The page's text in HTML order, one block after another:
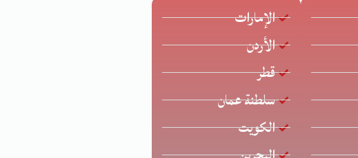
الإمارات
الأردن
قطر
سلطنة عمان
الكويت